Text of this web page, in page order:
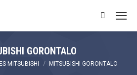
Search:
GORONTALO
MITSUBISHI MITSUBISHI GORONTALO